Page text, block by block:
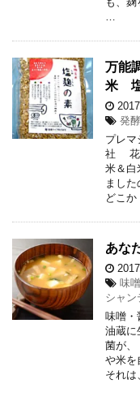
…
万能
米 塩
発
プレ
社 花
米＆白
まし
どこ
あな
味
シャン
味噌・
油蔵に
菌が、
や米を
それ